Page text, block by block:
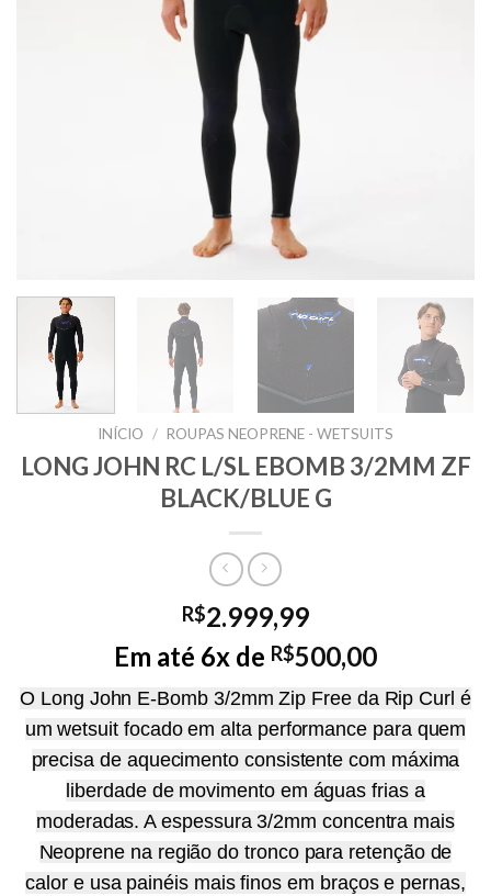
INÍCIO / ROUPAS NEOPRENE - WETSUITS
LONG JOHN RC L/SL EBOMB 3/2MM ZF
BLACK/BLUE G
R$2.999,99
Em até 6x de R$500,00
O Long John E-Bomb 3/2mm Zip Free da Rip Curl é
um wetsuit focado em alta performance para quem
precisa de aquecimento consistente com máxima
liberdade de movimento em águas frias a
moderadas. A espessura 3/2mm concentra mais
Neoprene na região do tronco para retenção de
calor e usa painéis mais finos em braços e pernas,